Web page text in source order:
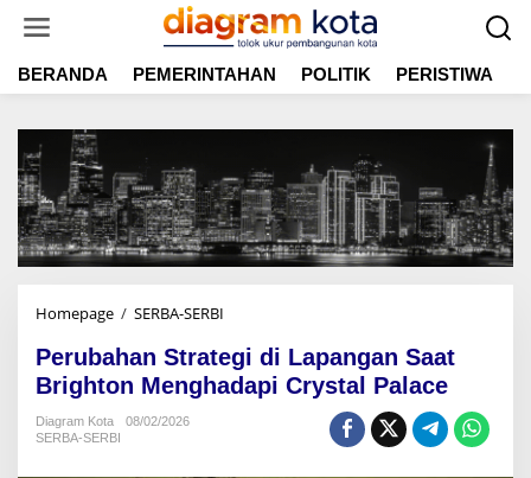
t
BERANDA PEMERINTAHAN POLITIK PERISTIWA
Homepage / SERBA-SERBI
r
u
Perubahan Strategi di Lapangan Saat
Brighton Menghadapi Crystal Palace
Diagram Kota
08/02/2026
SERBA-SERBI